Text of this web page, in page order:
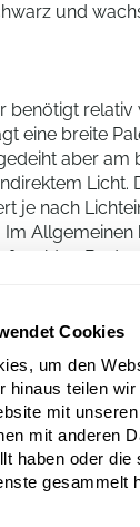
Cookies
um den
hinaus teilen
mit
mit anderen
haben oder die
gesammelt
und
benötigt relativ
eine breite
aber am
Licht.
je nach
Im
feuchten
werden,